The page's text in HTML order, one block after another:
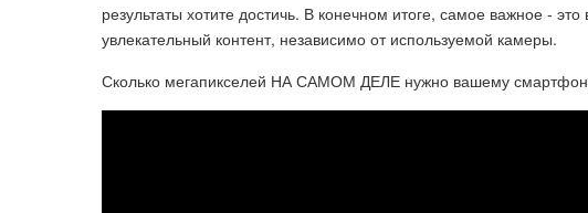
результаты хотите достичь. В конечном итоге, самое важное -
увлекательный контент, независимо от используемой камеры.
Сколько мегапикселей НА САМОМ ДЕЛЕ нужно вашему